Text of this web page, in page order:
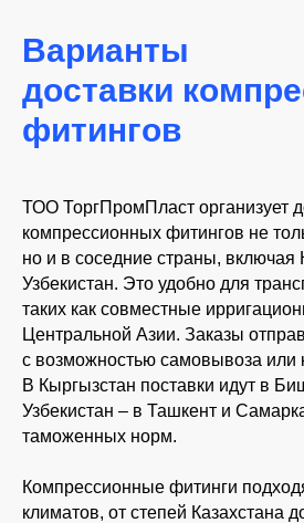
Варианты
доставки
фитингов
ТОО ТоргПромПласт организует
компрессионных фитингов не
но и в соседние страны, включая
Узбекистан. Это удобно для
таких как совместные
Центральной Азии. Заказы
с возможностью самовывоза или
В Кыргызстан поставки идут в
Узбекистан – в Ташкент и
таможенных норм.
Компрессионные фитинги
климатов, от степей Казахстана